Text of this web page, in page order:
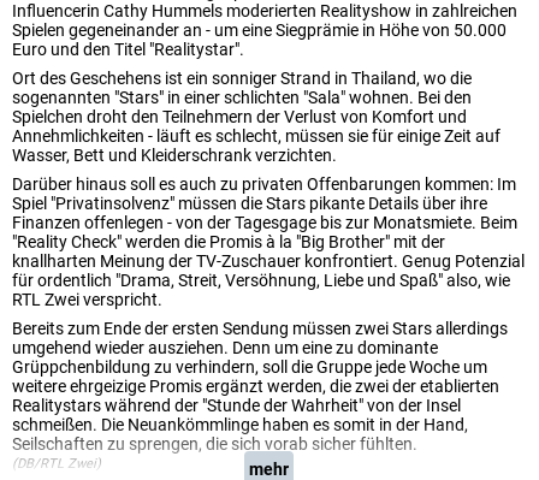
Influencerin Cathy Hummels moderierten Realityshow in zahlreichen
Spielen gegeneinander an - um eine Siegprämie in Höhe von 50.000
Euro und den Titel "Realitystar".
Ort des Geschehens ist ein sonniger Strand in Thailand, wo die
sogenannten "Stars" in einer schlichten "Sala" wohnen. Bei den
Spielchen droht den Teilnehmern der Verlust von Komfort und
Annehmlichkeiten - läuft es schlecht, müssen sie für einige Zeit auf
Wasser, Bett und Kleiderschrank verzichten.
Darüber hinaus soll es auch zu privaten Offenbarungen kommen: Im
Spiel "Privatinsolvenz" müssen die Stars pikante Details über ihre
Finanzen offenlegen - von der Tagesgage bis zur Monatsmiete. Beim
"Reality Check" werden die Promis à la "Big Brother" mit der
knallharten Meinung der TV-Zuschauer konfrontiert. Genug Potenzial
für ordentlich "Drama, Streit, Versöhnung, Liebe und Spaß" also, wie
RTL Zwei verspricht.
Bereits zum Ende der ersten Sendung müssen zwei Stars allerdings
umgehend wieder ausziehen. Denn um eine zu dominante
Grüppchenbildung zu verhindern, soll die Gruppe jede Woche um
weitere ehrgeizige Promis ergänzt werden, die zwei der etablierten
Realitystars während der "Stunde der Wahrheit" von der Insel
schmeißen. Die Neuankömmlinge haben es somit in der Hand,
Seilschaften zu sprengen, die sich vorab sicher fühlten.
(DB/RTL Zwei) mehr